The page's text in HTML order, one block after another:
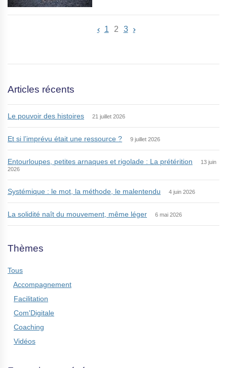
1 2 3
Articles récents
Le pouvoir des histoires 21 juillet 2026
Et si l’imprévu était une ressource ? 9 juillet 2026
Entourloupes, petites arnaques et rigolade : La prétérition
13 juin
2026
Systémique : le mot, la méthode, le malentendu 4 juin 2026
La solidité naît du mouvement, même léger 6 mai 2026
Thèmes
Tous
Accompagnement
Facilitation
Com'Digitale
Coaching
Vidéos